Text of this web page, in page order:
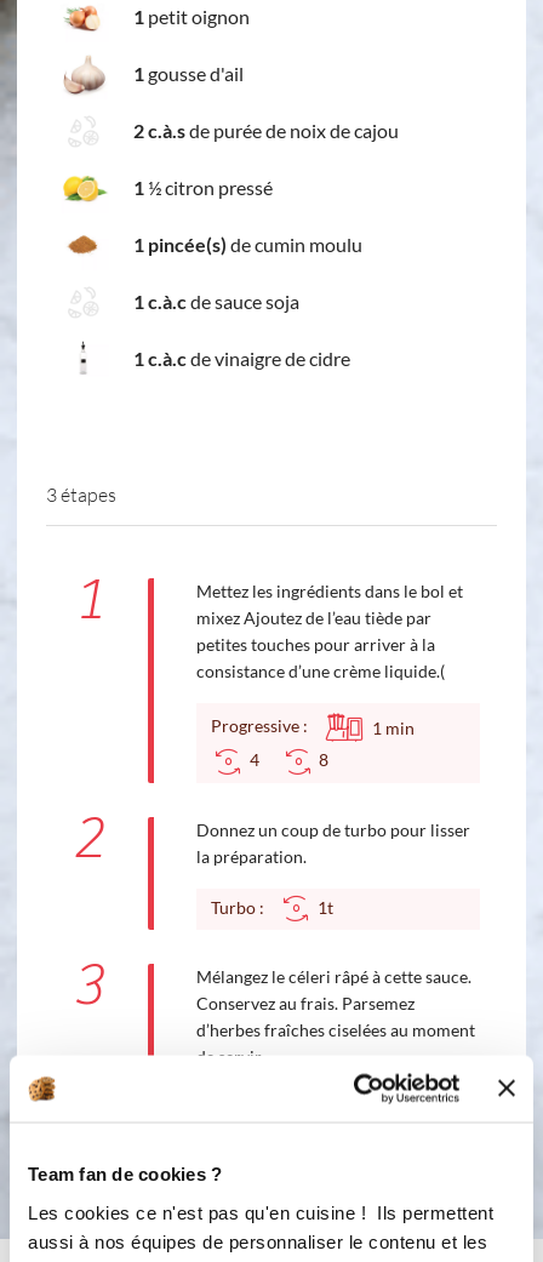
Team fan de cookies ?
Les cookies ce n'est pas qu'en cuisine ! Ils permettent
aussi à nos équipes de personnaliser le contenu et les
1 petit oignon
1gousse d'ail
2 c.à.sde purée de noix de cajou
1 ½ citron pressé
1 pincée(s) de cumin moulu
1 c.à.cde sauce soja
1 c.à.cde vinaigre de cidre
3 étapes
1
Mettez les ingrédients dans le bol et
mixez Ajoutez de l’eau tiède par
petites touches pour arriver à la
consistance d’une crème liquide.(
Progressive : 1 min
4
8
2
Donnez un coup de turbo pour lisser
la préparation.
Turbo : 1t
3
Mélangez le céleri râpé à cette sauce.
Conservez au frais. Parsemez
d’herbes fraîches ciselées au moment
de servir
Bon appétit !